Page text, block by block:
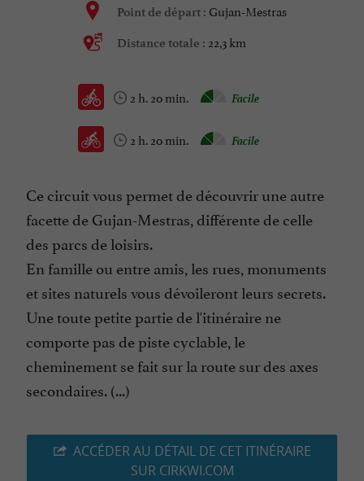
Point de départ : Gujan-Mestras
Distance totale : 22,3 km
2 h. 20 min. Facile
2 h. 20 min. Facile
Ce circuit vous permet de découvrir une autre
facette de Gujan-Mestras, différente de celle
des parcs de loisirs.
En famille ou entre amis, les rues, monuments
et sites naturels vous dévoileront leurs secrets.
Une toute petite partie de l'itinéraire ne
comporte pas de piste cyclable, le
cheminement se fait sur la route sur des axes
secondaires. (...)
ACCÉDER AU DÉTAIL DE CET ITINÉRAIRE
SUR CIRKWI.COM